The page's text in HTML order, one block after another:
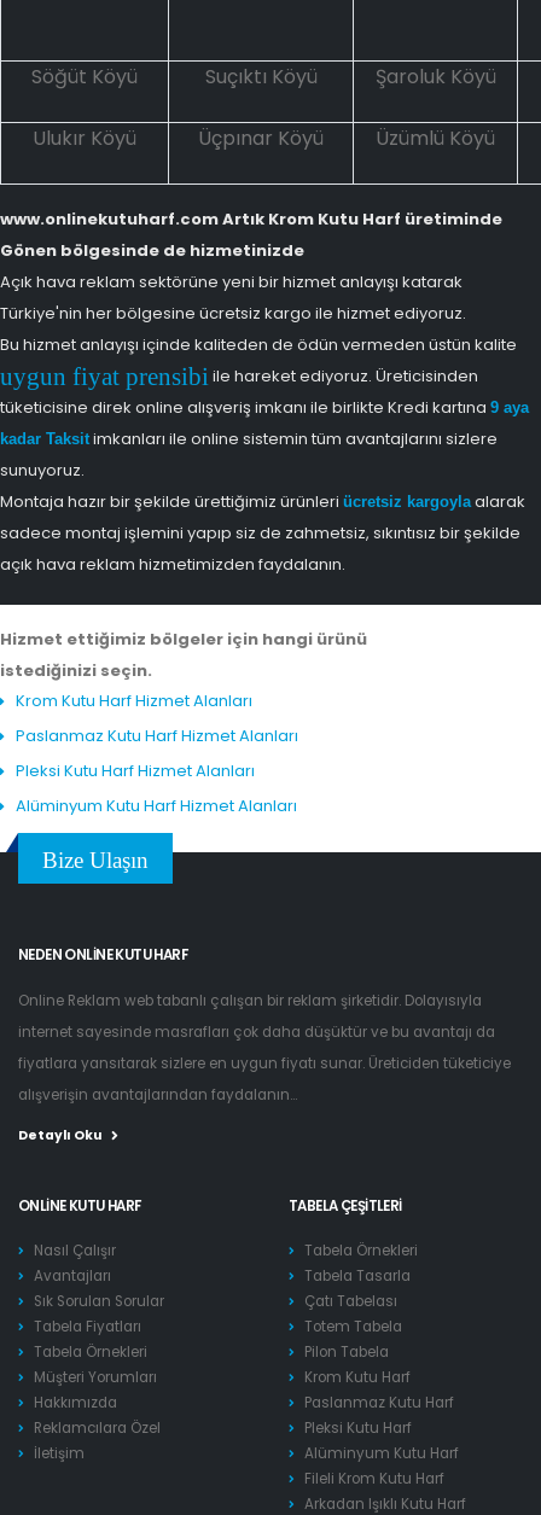
Söğüt Köyü Suçıktı Köyü Şaroluk Köyü
Ulukır Köyü Üçpınar Köyü Üzümlü Köyü
www.onlinekutuharf.com Artık Krom Kutu Harf üretiminde
Gönen bölgesinde de hizmetinizde
Açık hava reklam sektörüne yeni bir hizmet anlayışı katarak
Türkiye'nin her bölgesine ücretsiz kargo ile hizmet ediyoruz.
Bu hizmet anlayışı içinde kaliteden de ödün vermeden üstün kalite
uygun fiyat prensibi ile hareket ediyoruz. Üreticisinden
tüketicisine direk online alışveriş imkanı ile birlikte Kredi kartına 9 aya
kadar Taksitimkanları ile online sistemin tüm avantajlarını sizlere
sunuyoruz.
Montaja hazır bir şekilde ürettiğimiz ürünleri ücretsiz kargoylaalarak
sadece montaj işlemini yapıp siz de zahmetsiz, sıkıntısız bir şekilde
açık hava reklam hizmetimizden faydalanın.
Hizmet ettiğimiz bölgeler için hangi ürünü
istediğinizi seçin.
Krom Kutu Harf Hizmet Alanları
Paslanmaz Kutu Harf Hizmet Alanları
Pleksi Kutu Harf Hizmet Alanları
Alüminyum Kutu Harf Hizmet Alanları
Bize Ulaşın
NEDEN ONLINE KUTU HARF
Online Reklam web tabanlı çalışan bir reklam şirketidir. Dolayısıyla
internet sayesinde masrafları çok daha düşüktür ve bu avantajı da
fiyatlara yansıtarak sizlere en uygun fiyatı sunar. Üreticiden tüketiciye
alışverişin avantajlarından faydalanın...
Detaylı Oku
ONLINE KUTU HARF
Nasıl Çalışır
Avantajları
Sık Sorulan Sorular
Tabela Fiyatları
Tabela Örnekleri
Müşteri Yorumları
Hakkımızda
Reklamcılara Özel
İletişim
TABELA ÇEŞITLERI
Tabela Örnekleri
Tabela Tasarla
Çatı Tabelası
Totem Tabela
Pilon Tabela
Krom Kutu Harf
Paslanmaz Kutu Harf
Pleksi Kutu Harf
Alüminyum Kutu Harf
Fileli Krom Kutu Harf
Arkadan Işıklı Kutu Harf